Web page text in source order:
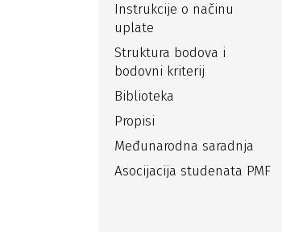
Instrukcije o načinu
uplate
Struktura bodova i
bodovni kriterij
Biblioteka
Propisi
Međunarodna saradnja
Asocijacija studenata PMF